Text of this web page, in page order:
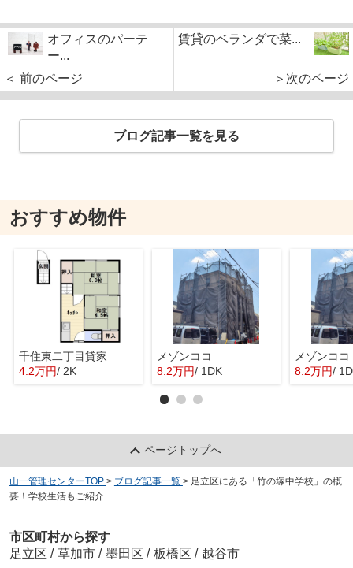
オフィスのパーテ
ー...
＜ 前のページ
賃貸のベランダで菜...
＞次のページ
ブログ記事一覧を見る
おすすめ物件
千住東二丁目貸家
4.2万円/ 2K
メゾンココ
8.2万円/ 1DK
メゾンココ
8.2万円/
ページトップへ
山一管理センターTOP > ブログ記事一覧 > 足立区にある「竹の塚中学校」の概
要！学校生活もご紹介
市区町村から探す
足立区 / 草加市 / 墨田区 / 板橋区 / 越谷市